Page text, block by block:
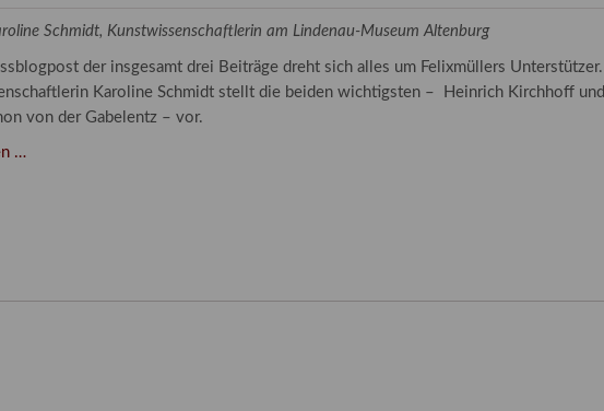
Schmidt, Kunstwissenschaftlerin am Lindenau-Museum Altenburg
der insgesamt drei Beiträge dreht sich alles um Felixmüllers Unterstützer.
Karoline Schmidt stellt die beiden wichtigsten – Heinrich Kirchhoff und
von der Gabelentz – vor.
…"Liebe
Familie